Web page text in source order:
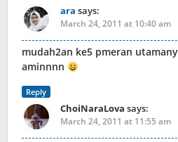
ara says:
March 24, 2011 at 10:40 am
mudah2an ke5 pmeran
aminnnn
Reply
ChoiNaraLova says:
March 24, 2011 at 11:55 am